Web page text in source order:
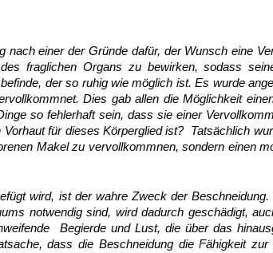
einer der Gründe dafür, der Wunsch eine
fraglichen Organs zu bewirken, sodass
der so ruhig wie möglich ist. Es wurde
Dies gab allen die Möglichkeit
so fehlerhaft sein, dass sie einer
für dieses Körperglied ist? Tatsächlich
Makel zu vervollkommnen, sondern einen
wird, ist der wahre Zweck der Beschneidung.
notwendig sind, wird dadurch geschädigt,
Begierde und Lust, die über das
dass die Beschneidung die Fähigkeit zur